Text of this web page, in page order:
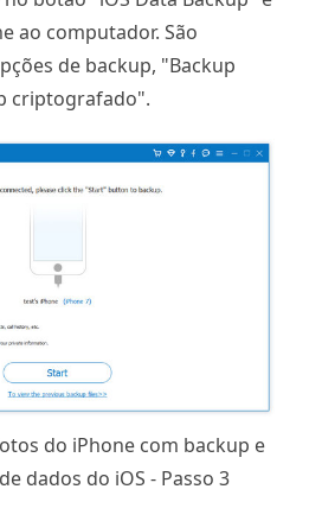
ao computador. São
de backup, "Backup
criptografado".
do iPhone com backup e
dados do iOS - Passo 3